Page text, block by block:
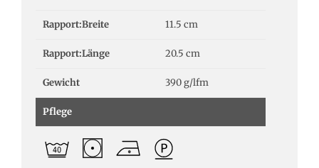
Rapport:Breite 11.5 cm
Rapport:Länge 20.5 cm
Gewicht 390 g/lfm
Pflege